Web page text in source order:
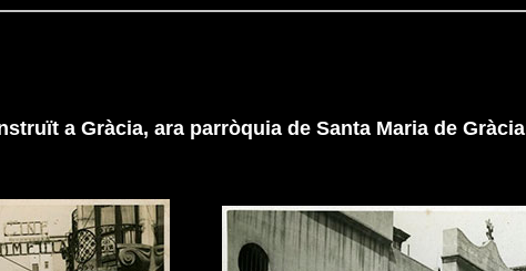
a Gràcia, ara parròquia de Santa Maria de Gràcia